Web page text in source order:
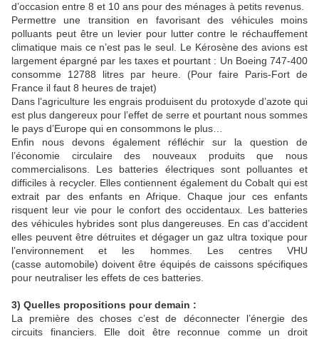
d’occasion entre 8 et 10 ans pour des ménages à petits revenus.
Permettre une transition en favorisant des véhicules moins
polluants peut être un levier pour lutter contre le réchauffement
climatique mais ce n’est pas le seul. Le Kérosène des avions est
largement épargné par les taxes et pourtant : Un Boeing 747-400
consomme 12788 litres par heure. (Pour faire Paris-Fort de
France il faut 8 heures de trajet)
Dans l’agriculture les engrais produisent du protoxyde d’azote qui
est plus dangereux pour l’effet de serre et pourtant nous sommes
le pays d’Europe qui en consommons le plus…
Enfin nous devons également réfléchir sur la question de
l’économie circulaire des nouveaux produits que nous
commercialisons. Les batteries électriques sont polluantes et
difficiles à recycler. Elles contiennent également du Cobalt qui est
extrait par des enfants en Afrique. Chaque jour ces enfants
risquent leur vie pour le confort des occidentaux. Les batteries
des véhicules hybrides sont plus dangereuses. En cas d’accident
elles peuvent être détruites et dégager un gaz ultra toxique pour
l’environnement et les hommes. Les centres VHU
(casse automobile) doivent être équipés de caissons spécifiques
pour neutraliser les effets de ces batteries.
3) Quelles propositions pour demain :
La première des choses c’est de déconnecter l’énergie des
circuits financiers. Elle doit être reconnue comme un droit